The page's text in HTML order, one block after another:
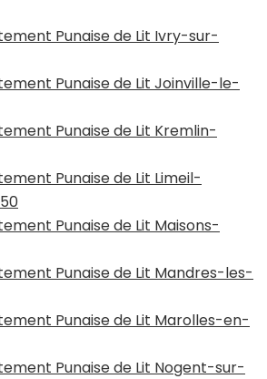
Punaise de Lit Ivry-sur-
Punaise de Lit Joinville-le-
Punaise de Lit Kremlin-
Punaise de Lit Limeil-
Punaise de Lit Maisons-
Punaise de Lit Mandres-les-
Punaise de Lit Marolles-en-
Punaise de Lit Nogent-sur-